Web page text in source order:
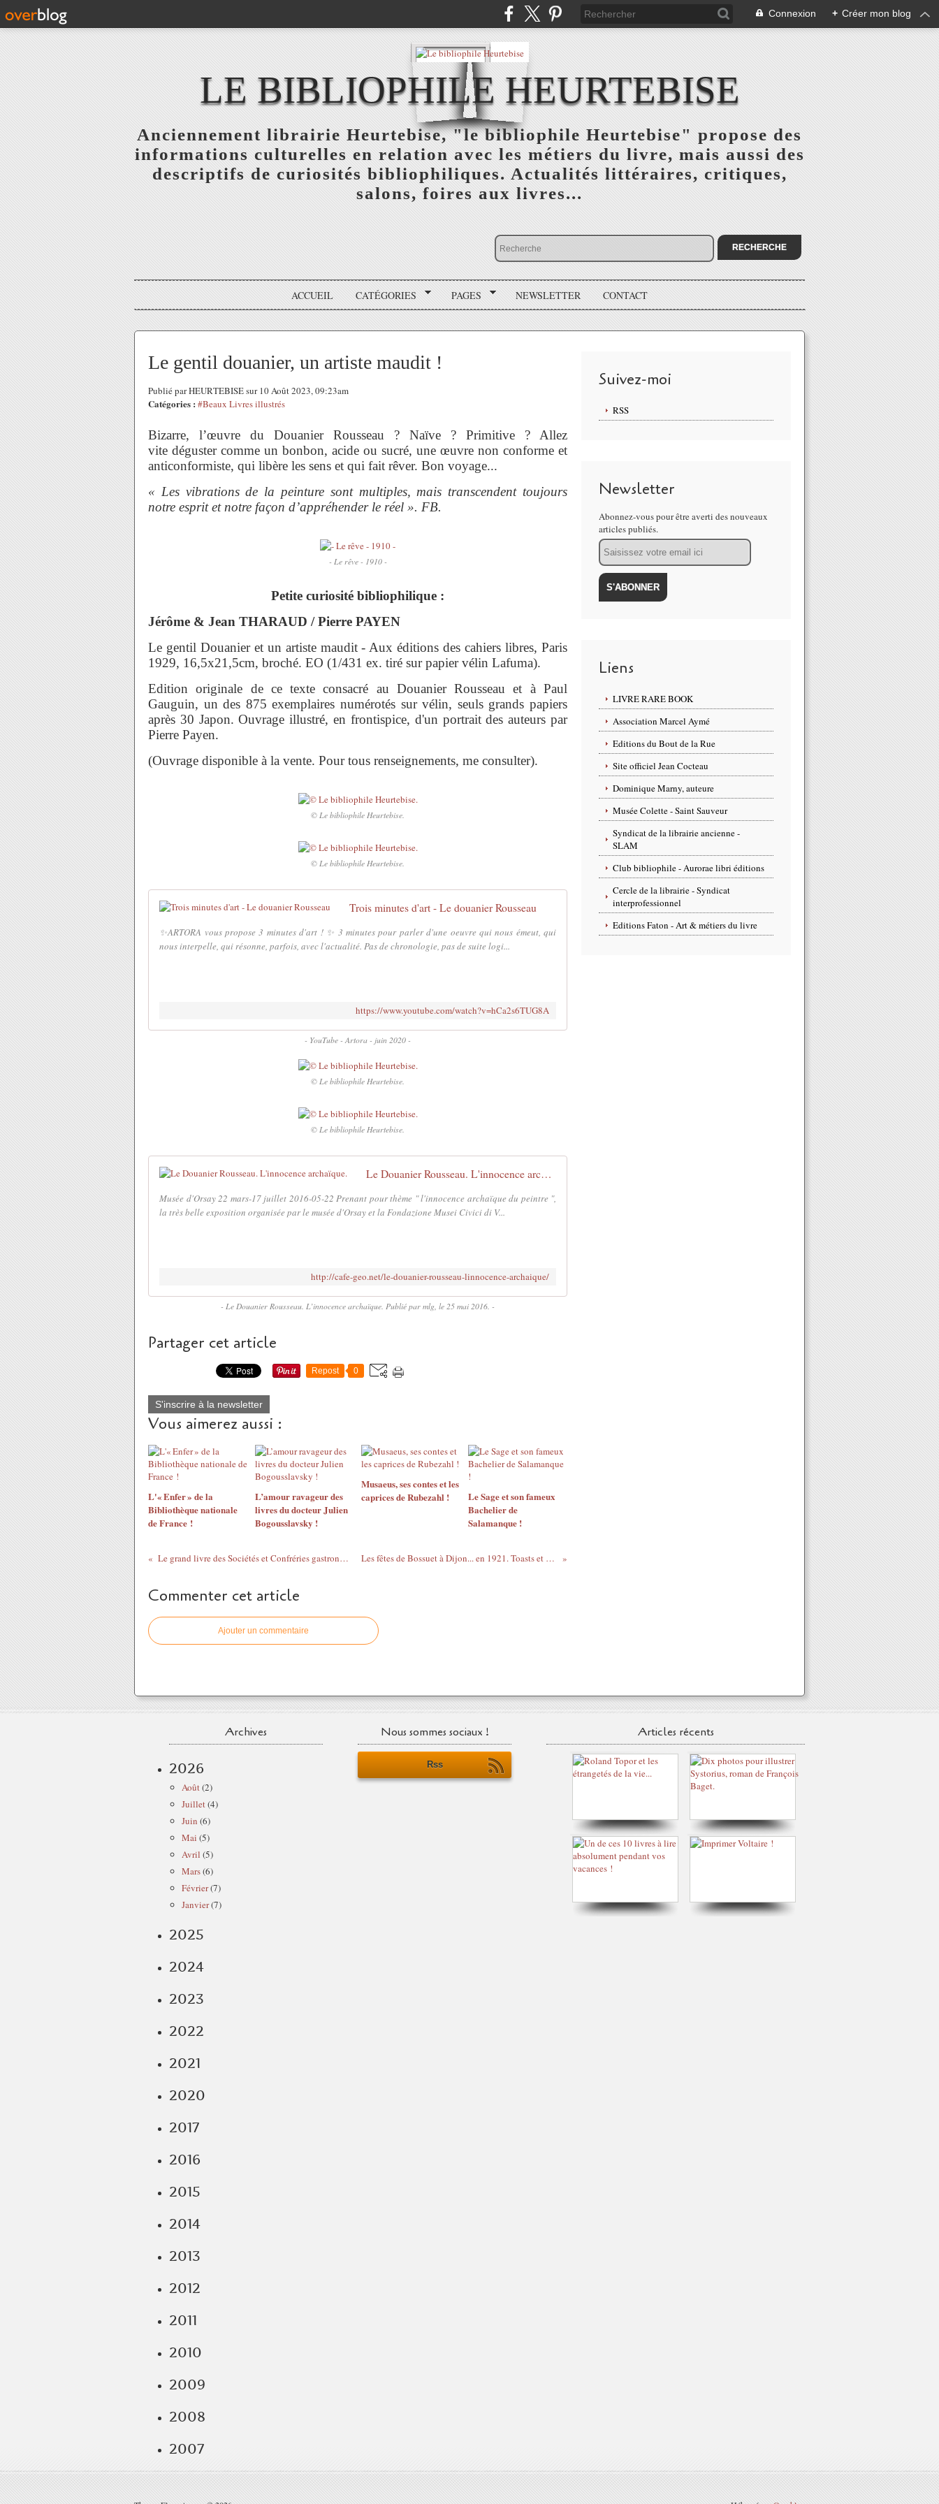
Connexion + Créer mon blog
LE BIBLIOPHILE HEURTEBISE
Anciennement librairie Heurtebise, "le bibliophile Heurtebise" propose des
informations culturelles en relation avec les métiers du livre, mais aussi des
descriptifs de curiosités bibliophiliques. Actualités littéraires, critiques,
salons, foires aux livres...
ACCUEIL CATÉGORIES PAGES NEWSLETTER CONTACT
Le gentil douanier, un artiste maudit !
Publié par HEURTEBISE sur 10 Août 2023, 09:23am
Catégories : #Beaux Livres illustrés
Bizarre, l’œuvre du Douanier Rousseau ? Naïve ? Primitive ? Allez
vite déguster comme un bonbon, acide ou sucré, une œuvre non conforme et
anticonformiste, qui libère les sens et qui fait rêver. Bon voyage...
« Les vibrations de la peinture sont multiples, mais transcendent toujours
notre esprit et notre façon d’appréhender le réel ». FB.
- Le rêve - 1910 -
Petite curiosité bibliophilique :
Jérôme & Jean THARAUD / Pierre PAYEN
Le gentil Douanier et un artiste maudit - Aux éditions des cahiers libres, Paris
1929, 16,5x21,5cm, broché. EO (1/431 ex. tiré sur papier vélin Lafuma).
Edition originale de ce texte consacré au Douanier Rousseau et à Paul
Gauguin, un des 875 exemplaires numérotés sur vélin, seuls grands papiers
après 30 Japon. Ouvrage illustré, en frontispice, d'un portrait des auteurs par
Pierre Payen.
(Ouvrage disponible à la vente. Pour tous renseignements, me consulter).
© Le bibliophile Heurtebise.
© Le bibliophile Heurtebise.
Trois minutes d'art - Le douanier Rousseau
✨ARTORA vous propose 3 minutes d'art ! ✨ 3 minutes pour parler d'une oeuvre qui nous émeut, qui
nous interpelle, qui résonne, parfois, avec l'actualité. Pas de chronologie, pas de suite logi...
https://www.youtube.com/watch?v=hCa2s6TUG8A
- YouTube - Artora - juin 2020 -
© Le bibliophile Heurtebise.
© Le bibliophile Heurtebise.
Le Douanier Rousseau. L'innocence archaïque.
Musée d'Orsay 22 mars-17 juillet 2016-05-22 Prenant pour thème " l'innocence archaïque du peintre ",
la très belle exposition organisée par le musée d'Orsay et la Fondazione Musei Civici di V...
http://cafe-geo.net/le-douanier-rousseau-linnocence-archaique/
- Le Douanier Rousseau. L’innocence archaïque. Publié par mlg, le 25 mai 2016. -
Partager cet article
Repost 0
S'inscrire à la newsletter
Vous aimerez aussi :
L'« Enfer » de la
Bibliothèque nationale
de France !
L’amour ravageur des
livres du docteur Julien
Bogousslavsky !
Musaeus, ses contes et les
caprices de Rubezahl !
Le Sage et son fameux
Bachelier de
Salamanque !
Le grand livre des Sociétés et Confréries gastronomiques ! Les fêtes de Bossuet à Dijon... en 1921. Toasts et discours !
Commenter cet article
Ajouter un commentaire
Suivez-moi
RSS
Newsletter
Abonnez-vous pour être averti des nouveaux
articles publiés.
Email
Liens
LIVRE RARE BOOK
Association Marcel Aymé
Editions du Bout de la Rue
Site officiel Jean Cocteau
Dominique Marny, auteure
Musée Colette - Saint Sauveur
Syndicat de la librairie ancienne -
SLAM
Club bibliophile - Aurorae libri éditions
Cercle de la librairie - Syndicat
interprofessionnel
Editions Faton - Art & métiers du livre
Archives
2026
Août(2)
Juillet(4)
Juin (6)
Mai (5)
Avril (5)
Mars(6)
Février(7)
Janvier(7)
2025
2024
2023
2022
2021
2020
2017
2016
2015
2014
2013
2012
2011
2010
2009
2008
2007
Nous sommes sociaux !
Rss
Articles récents